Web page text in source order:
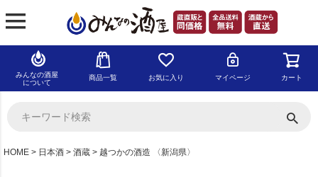
みんなの酒屋
について
商品一覧 お気に入り マイページ カート
HOME 日本酒 酒蔵 越つかの酒造 〈新潟県〉